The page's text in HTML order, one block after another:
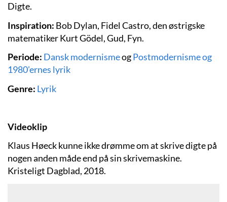
Digte.
Inspiration: Bob Dylan, Fidel Castro, den østrigske
matematiker Kurt Gödel, Gud, Fyn.
Periode: Dansk modernismeogPostmodernisme og
1980'ernes lyrik
Genre: Lyrik
Videoklip
Klaus Høeck kunne ikke drømme om at skrive digte på
nogen anden måde end på sin skrivemaskine.
Kristeligt Dagblad, 2018.